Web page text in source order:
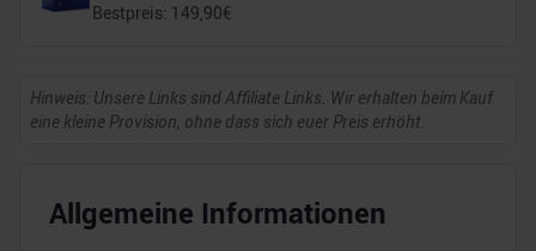
Bestpreis: 149,90€
Hinweis: Unsere Links sind Affiliate Links. Wir erhalten beim Kauf
eine kleine Provision, ohne dass sich euer Preis erhöht.
Allgemeine Informationen